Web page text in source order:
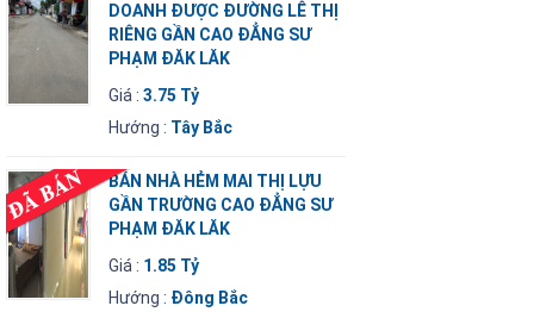
DOANH ĐƯỢC ĐƯỜNG LÊ THỊ
RIÊNG GẦN CAO ĐẲNG SƯ
PHẠM ĐĂK LĂK
Giá :3.75 Tỷ
Hướng : Tây Bắc
BÁN NHÀ HẺM MAI THỊ LỰU
GẦN TRƯỜNG CAO ĐẲNG SƯ
PHẠM ĐĂK LĂK
Giá : 1.85 Tỷ
Hướng : Đông Bắc